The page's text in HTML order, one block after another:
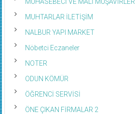
MUHTARLAR İLETİŞİM
NALBUR YAPI MARKET
Nöbetci Eczaneler
NOTER
ODUN KÖMÜR
ÖĞRENCİ SERVİSİ
ÖNE ÇIKAN FİRMALAR 2